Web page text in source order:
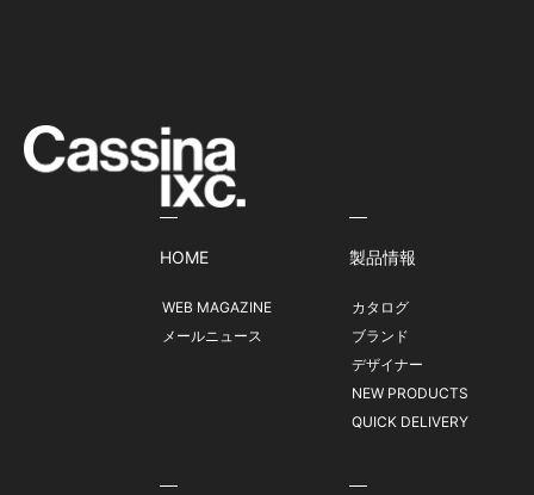
HOME
WEB MAGAZINE
メールニュース
製品情報
カタログ
ブランド
デザイナー
NEW PRODUCTS
QUICK DELIVERY